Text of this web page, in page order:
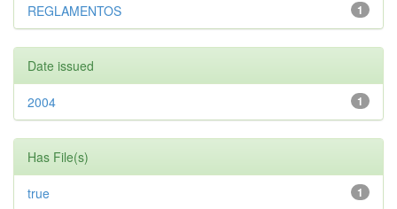
1
REGLAMENTOS
Date issued
1
2004
Has File(s)
1
true